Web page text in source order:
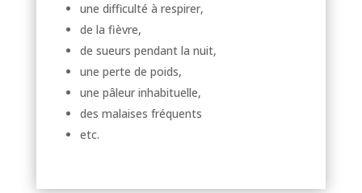
une difficulté à respirer,
de la fièvre,
de sueurs pendant la nuit,
une perte de poids,
une pâleur inhabituelle,
des malaises fréquents
etc.